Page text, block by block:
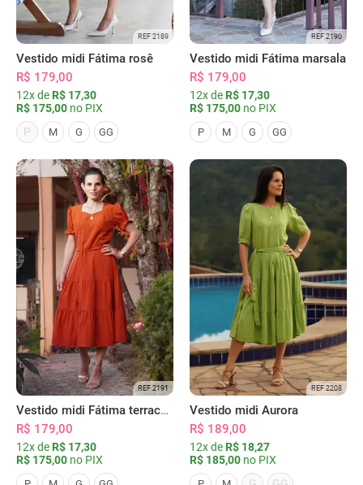
REF 2189
Vestido midi Fátima rosê
R$ 179,00
12x de R$ 17,30
R$ 175,00 no PIX
P
M G GG
REF 2190
Vestido midi Fátima marsala
R$ 179,00
12x de R$ 17,30
R$ 175,00 no PIX
P M G GG
REF 2191
Vestido midi Fátima terracota
R$ 179,00
12x de R$ 17,30
R$ 175,00 no PIX
REF 2208
Vestido midi Aurora
R$ 189,00
12x de R$ 18,27
R$ 185,00 no PIX